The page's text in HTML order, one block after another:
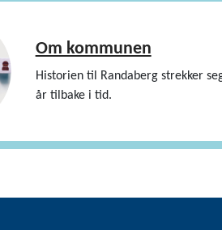
Om kommunen
Historien til Randaberg strekker
år tilbake i tid.